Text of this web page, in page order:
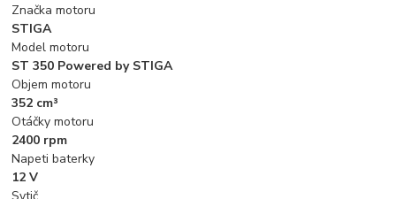
Značka motoru
STIGA
Model motoru
ST 350 Powered by STIGA
Objem motoru
352 cm³
Otáčky motoru
2400 rpm
Napeti baterky
12 V